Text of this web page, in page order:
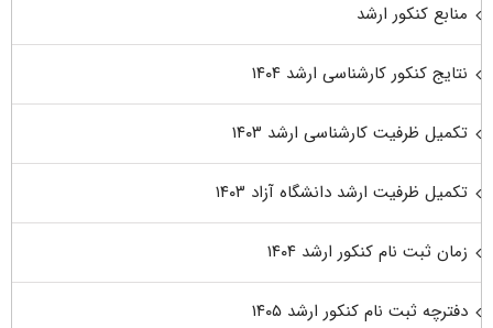
منابع کنکور ارشد
نتایج کنکور کارشناسی ارشد ۱۴۰۴
تکمیل ظرفیت کارشناسی ارشد ۱۴۰۳
تکمیل ظرفیت ارشد دانشگاه آزاد ۱۴۰۳
زمان ثبت نام کنکور ارشد ۱۴۰۴
دفترچه ثبت نام کنکور ارشد ۱۴۰۵